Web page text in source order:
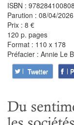
ISBN :
Parution : 08/04/2026
Prix : 8 €
120 p. pages
Format : 110 x 178
Préfacier : Annie Le
Twetter
Du